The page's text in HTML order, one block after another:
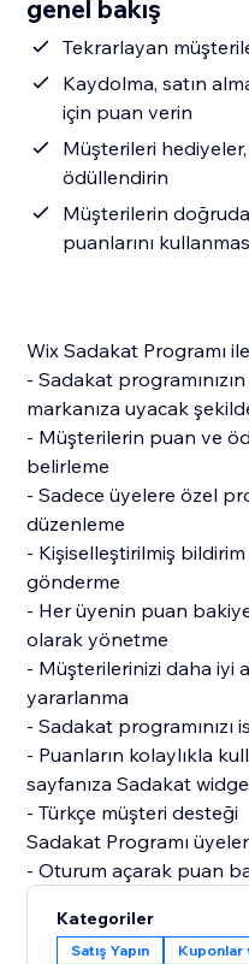
genel bakış
Tekrarlayan
Kaydolma, satın
için puan verin
Müşterileri
ödüllendirin
Müşterilerin
puanlarını
Wix Sadakat Programı
- Sadakat
markanıza uyacak
- Müşterilerin puan ve
belirleme
- Sadece üyelere özel
düzenleme
- Kişiselleştirilmiş
gönderme
- Her üyenin puan
olarak yönetme
- Müşterilerinizi daha iyi
yararlanma
- Sadakat
- Puanların kolaylıkla
sayfanıza Sadakat
- Türkçe müşteri desteği
Sadakat Programı
- Oturum açarak puan
Kategoriler
Satış Yapın Kuponlar